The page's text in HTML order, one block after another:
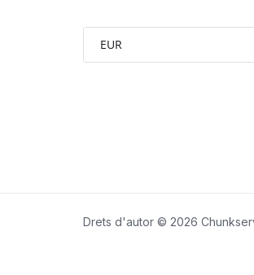
Drets d'autor © 2026